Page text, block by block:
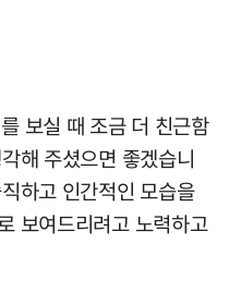
보실 때 조금 더 친근함
해 주셨으면 좋겠습니
하고 인간적인 모습을
보여드리려고 노력하고